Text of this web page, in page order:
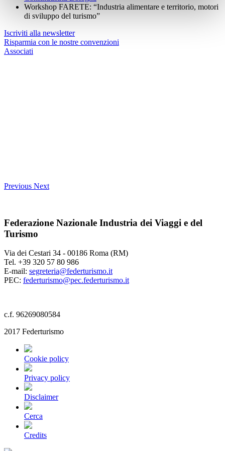
Workshop FARETE: “Industria alimentare e territorio, motori
di sviluppo del turismo”
Iscriviti alla newsletter
Risparmia con le nostre convenzioni
Associati
Previous Next
Federazione Nazionale Industria dei Viaggi e del
Turismo
Via dei Cestari 34 - 00186 Roma (RM)
Tel. +39 320 57 80 986
E-mail: segreteria@federturismo.it
PEC: federturismo@pec.federturismo.it
c.f. 96269080584
2017 Federturismo
Cookie policy
Privacy policy
Disclaimer
Cerca
Credits